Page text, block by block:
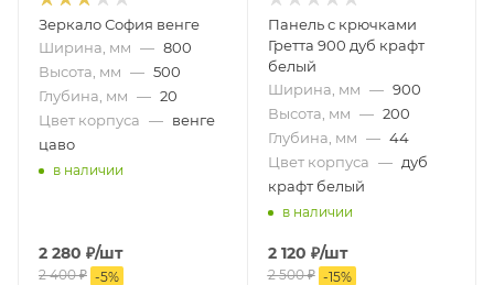
Зеркало София венге
Ширина, мм — 800
Высота, мм — 500
Глубина, мм — 20
Цвет корпуса — венге
цаво
в наличии
2 280 ₽/шт
2 400₽ -5%
Панель с крючками
Гретта 900 дуб крафт
белый
Ширина, мм — 900
Высота, мм — 200
Глубина, мм — 44
Цвет корпуса — дуб
крафт белый
в наличии
2 120 ₽/шт
2 500₽ -15%